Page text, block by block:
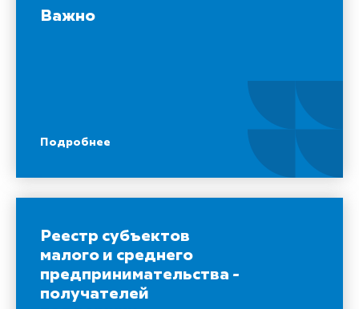
Важно
Подробнее
Реестр субъектов
малого и среднего
предпринимательства -
получателей